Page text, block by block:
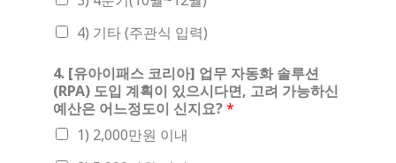
4) 기타 (주관식 입력)
4. [유아이패스 코리아] 업무 자동화 솔루션
(RPA) 도입 계획이 있으시다면, 고려 가능하신
예산은 어느정도이 신지요?*
1) 2,000만원 이내